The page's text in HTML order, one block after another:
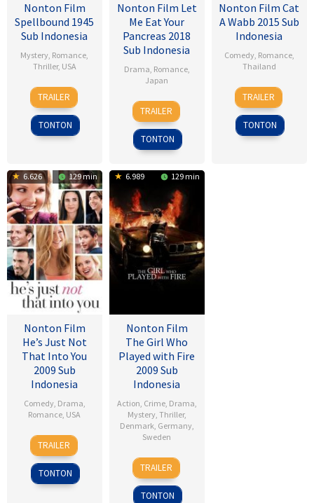
Nonton Film
Spellbound 1945
Sub Indonesia
Mystery, Romance,
Thriller, USA
8
Nov
1945
Alfred
Hitchcock
TRAILER
TONTON
Nonton Film Let
Me Eat Your
Pancreas 2018
Sub Indonesia
Drama, Romance,
Japan
28
Jul
2017
Sho
Tsukikawa
TRAILER
TONTON
Nonton Film Cat
A Wabb 2015 Sub
Indonesia
Comedy, Romance,
Thailand
4
Mar
2015
Nareubadee
Wetchakam
TRAILER
TONTON
6.626 129 min
Nonton Film
He’s Just Not
That Into You
2009 Sub
Indonesia
Comedy, Drama,
Romance, USA
6
Feb
2009
Ken
Kwapis
TRAILER
TONTON
6.989 129 min
Nonton Film
The Girl Who
Played with Fire
2009 Sub
Indonesia
Action, Crime, Drama,
Mystery, Thriller,
Denmark, Germany,
Sweden
18
Sep
2009
Daniel
Alfredson
TRAILER
TONTON